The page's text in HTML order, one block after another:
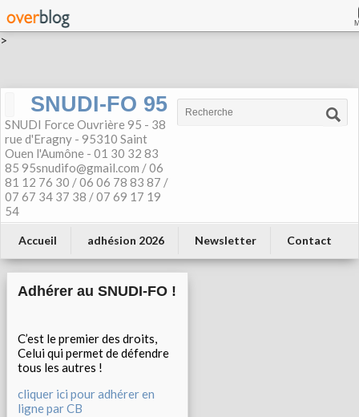
>
SNUDI-FO 95
SNUDI Force Ouvrière 95 - 38
rue d'Eragny - 95310 Saint
Ouen l'Aumône - 01 30 32 83
85 95snudifo@gmail.com / 06
81 12 76 30 / 06 06 78 83 87 /
07 67 34 37 38 / 07 69 17 19
54
Accueil adhésion 2026 Newsletter Contact
Adhérer au SNUDI-FO !
C’est le premier des droits,
Celui qui permet de défendre
tous les autres !
cliquer ici pour adhérer en
ligne par CB